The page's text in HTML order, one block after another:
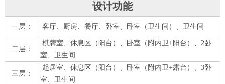
设计功能
一层： 客厅、厨房、餐厅、卧室、卧室（卫生间）、卫生间
二层：
棋牌室、休息区（阳台）、卧室（附内卫+阳台）、2卧
室、卫生间
三层：
起居室、休息区（阳台）、卧室（附内卫+露台）、3卧
室、卫生间